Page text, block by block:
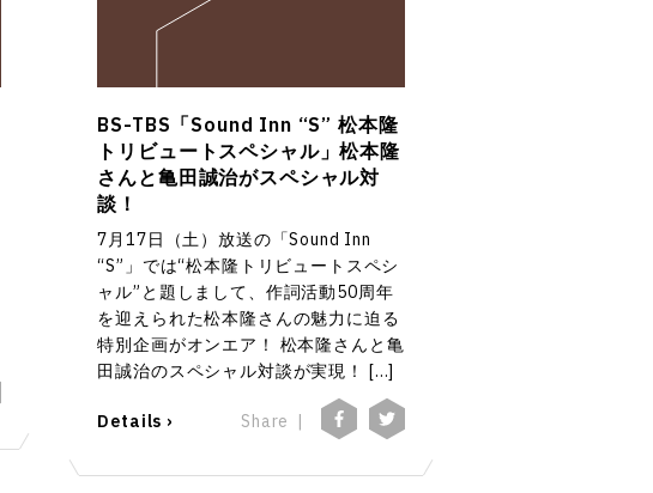
BS-TBS「Sound Inn “S” 松本隆
トリビュートスペシャル」松本隆
さんと亀田誠治がスペシャル対
談！
7月17日（土）放送の「Sound Inn
“S”」では“松本隆トリビュートスペシ
ャル”と題しまして、作詞活動50周年
を迎えられた松本隆さんの魅力に迫る
特別企画がオンエア！ 松本隆さんと亀
田誠治のスペシャル対談が実現！ […]
Details › Share